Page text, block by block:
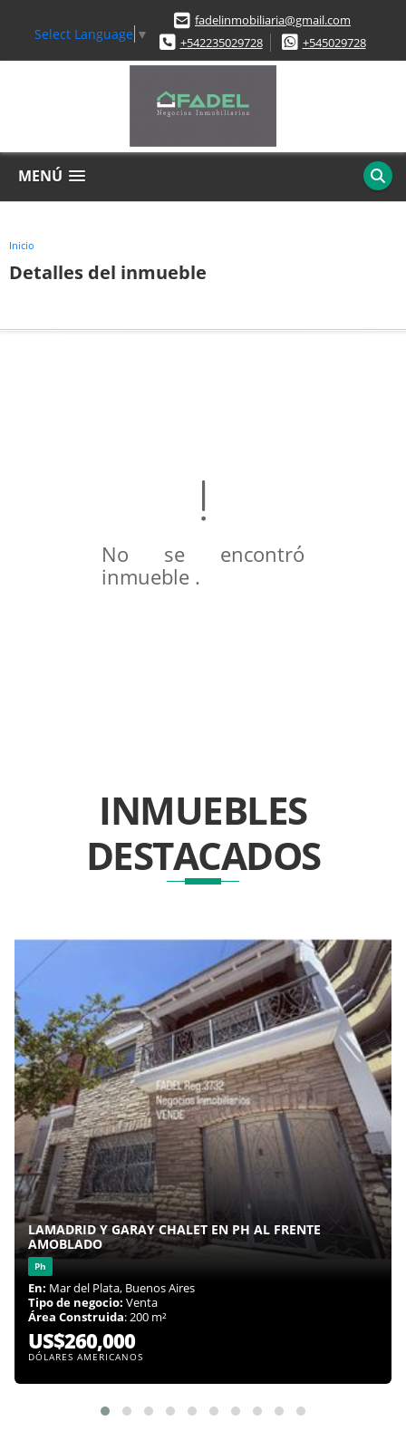
Select Language ▼
fadelinmobiliaria@gmail.com
+542235029728
+545029728
MENÚ
Inicio
Detalles del inmueble
No se encontró
inmueble .
INMUEBLES
DESTACADOS
LAMADRID Y GARAY CHALET EN PH AL FRENTE
AMOBLADO
Ph
En: Mar del Plata, Buenos Aires
Tipo de negocio: Venta
Área Construida: 200 m²
US$260,000
DÓLARES AMERICANOS